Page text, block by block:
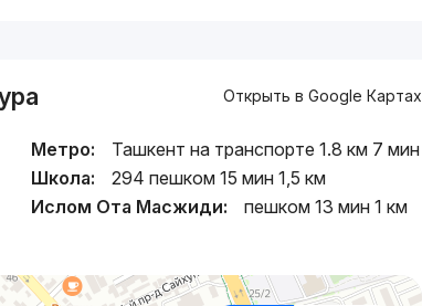
Открыть в Google Картах
Метро:
Ташкент на транспорте 1.8 км 7 мин
Школа:
294 пешком 15 мин 1,5 км
Ислом Ота Масжиди:
пешком 13 мин 1 км